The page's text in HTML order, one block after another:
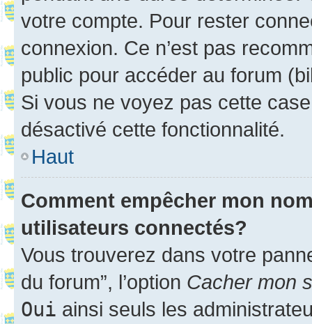
votre compte. Pour rester
connexion. Ce n’est pas
public pour accéder au forum
Si vous ne voyez pas cette
désactivé cette fonctionnalité.
Haut
Comment empêcher mon
utilisateurs connectés?
Vous trouverez dans votre
du forum”, l’option Cacher mon
Oui ainsi seuls les